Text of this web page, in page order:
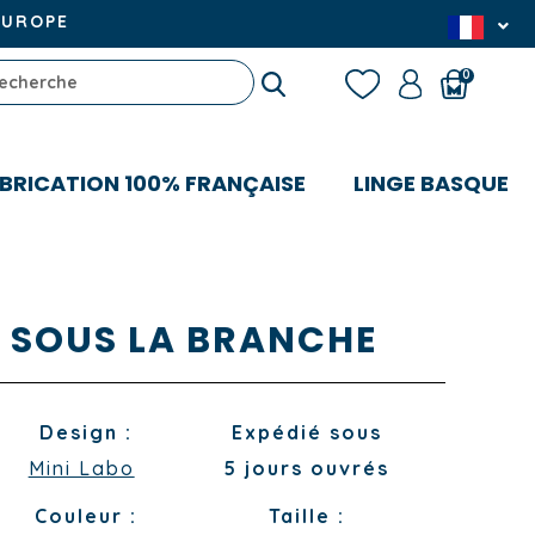
0
100% FRANÇAISE LINGE BASQUE
LA BRANCHE
Design :
Mini Labo
Expédié sous
5 jours ouvrés
Couleur :
Taille :